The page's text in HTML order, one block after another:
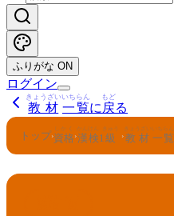
ふりがな ON
ログイン
教材
きょうざい
一覧
いちらん
に 戻
もど
る
トップ›資格
しかく
›漢検
かんけん
1級
きゅう
› 教材
きょうざい
一覧
いちらん